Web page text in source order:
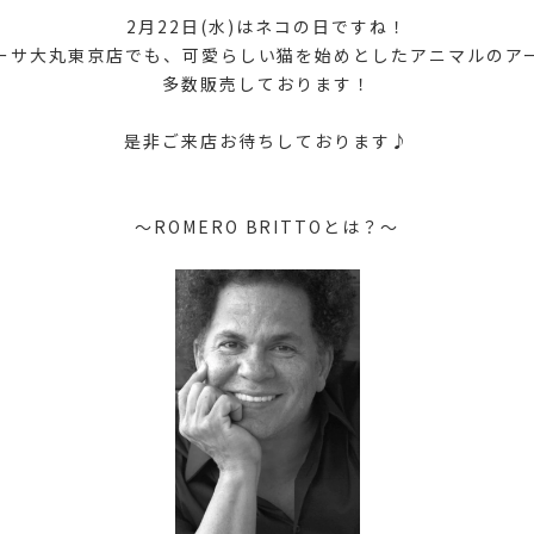
2月22日(水)はネコの日ですね！
サ大丸東京店でも、可愛らしい猫を始めとしたアニマルのア
多数販売しております！
是非ご来店お待ちしております♪
～ROMERO BRITTOとは？～